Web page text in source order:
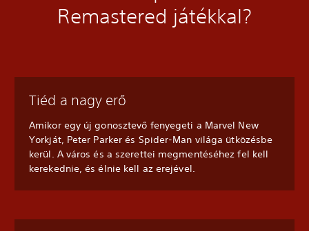
Remastered játékkal?
Tiéd a nagy erő
Amikor egy új gonosztevő fenyegeti a Marvel New
Yorkját, Peter Parker és Spider-Man világa ütközésbe
kerül. A város és a szerettei megmentéséhez fel kell
kerekednie, és élnie kell az erejével.